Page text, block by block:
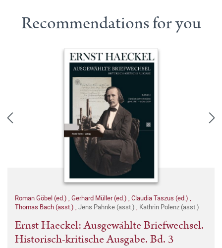
Recommendations for you
Roman Göbel (ed.) , Gerhard Müller (ed.) , Claudia Taszus (ed.) ,
Thomas Bach (asst.) , Jens Pahnke (asst.) , Kathrin Polenz (asst.)
Ernst Haeckel: Ausgewählte Briefwechsel.
Historisch-kritische Ausgabe. Bd. 3